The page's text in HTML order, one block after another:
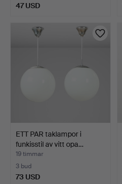
47 USD
ETT PAR taklampor i
funkisstil av vitt opa…
19 timmar
3 bud
73 USD